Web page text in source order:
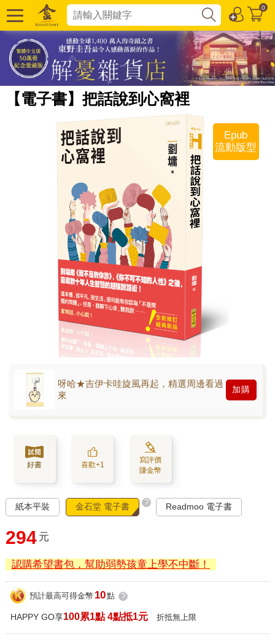
0
【電子書】把話說到心窩裡
Epub
流動版型
呀哈★吉伊卡哇旋風再起，精選周邊看過
來
加購
好書 喜歡+1
寫評價
賺金幣
紙本平裝 金石堂 電子書 ? Readmoo 電子書
294 元
認購希望書包，幫助弱勢孩童上學不中斷！
預計最高可得金幣 10點 ?
HAPPY GO享100累1點 4點抵1元 折抵無上限